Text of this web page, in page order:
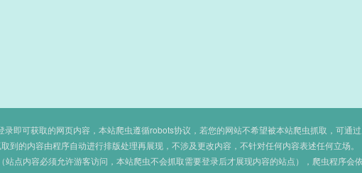
即可获取的网页内容，本站爬虫遵循robots协议，若您的网站不希望被本站爬虫抓取，可通
到的内容由程序自动进行排版处理再展现，不涉及更改内容，不针对任何内容表述任何立场。
点内容必须允许游客访问，本站爬虫不会抓取需要登录后才展现内容的站点），爬虫程序会